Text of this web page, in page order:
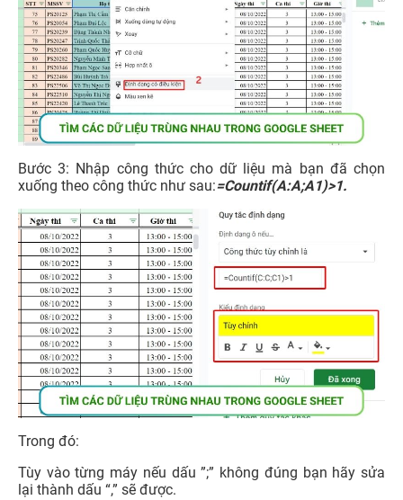
Bước 3: Nhập công thức cho dữ liệu mà bạn đã chọn
xuống theo công thức như sau:=Countif(A:A;A1)>1.
Trong đó:
Tùy vào từng máy nếu dấu ”;” không đúng bạn hãy sửa
lại thành dấu “,” sẽ được.